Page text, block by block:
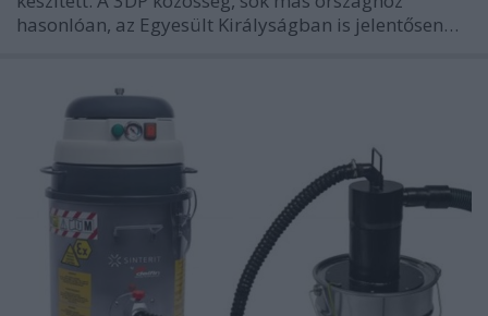
hasonlóan, az Egyesült Királyságban is jelentősen…